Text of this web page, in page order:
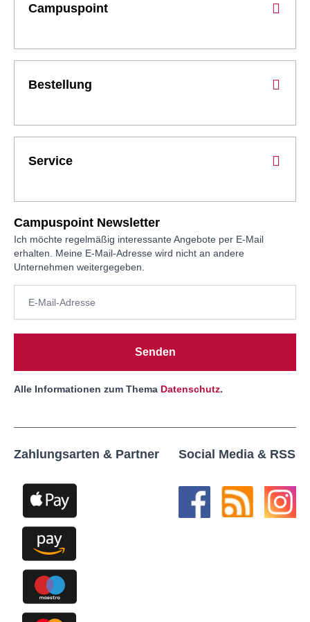
Campuspoint
Bestellung
Service
Campuspoint Newsletter
Ich möchte regelmäßig interessante Angebote per E-Mail
erhalten. Meine E-Mail-Adresse wird nicht an andere
Unternehmen weitergegeben.
Senden
Alle Informationen zum Thema Datenschutz.
Zahlungsarten & Partner Social Media & RSS